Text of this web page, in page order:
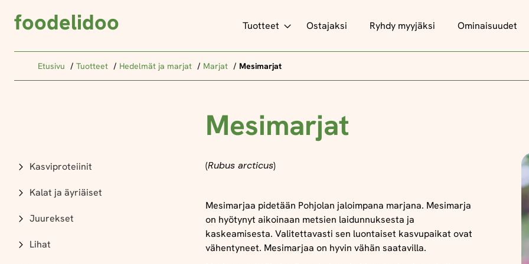
foodelidoo Tuotteet Ostajaksi Ryhdy myyjäksi Ominaisuudet
Etusivu Tuotteet Hedelmät ja marjat Marjat Mesimarjat
Mesimarjat
(Rubus arcticus)
Mesimarjaa pidetään Pohjolan jaloimpana marjana. Mesimarja
on hyötynyt aikoinaan metsien laidunnuksesta ja
kaskeamisesta. Valitettavasti sen luontaiset kasvupaikat ovat
vähentyneet. Mesimarjaa on hyvin vähän saatavilla.
Kasviproteiinit
Kalat ja äyriäiset
Juurekset
Lihat